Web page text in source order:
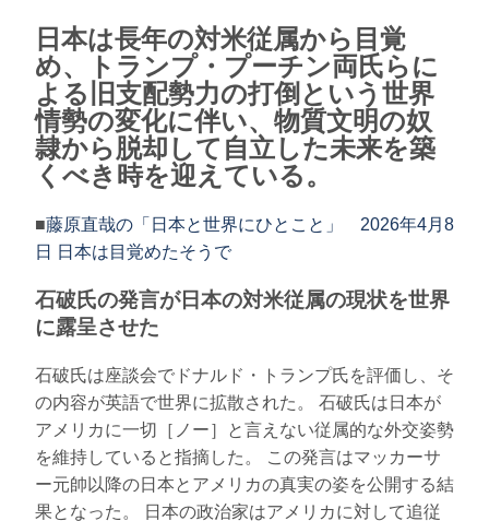
日本は長年の対米従属から目覚
め、トランプ・プーチン両氏らに
よる旧支配勢力の打倒という世界
情勢の変化に伴い、物質文明の奴
隷から脱却して自立した未来を築
くべき時を迎えている。
■藤原直哉の「日本と世界にひとこと」 2026年4月8
日 日本は目覚めたそうで
石破氏の発言が日本の対米従属の現状を世界
に露呈させた
石破氏は座談会でドナルド・トランプ氏を評価し、そ
の内容が英語で世界に拡散された。 石破氏は日本が
アメリカに一切［ノー］と言えない従属的な外交姿勢
を維持していると指摘した。 この発言はマッカーサ
ー元帥以降の日本とアメリカの真実の姿を公開する結
果となった。 日本の政治家はアメリカに対して追従